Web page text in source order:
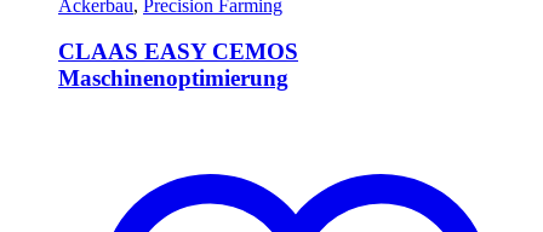
Ackerbau, Precision Farming
CLAAS EASY CEMOS
Maschinenoptimierung